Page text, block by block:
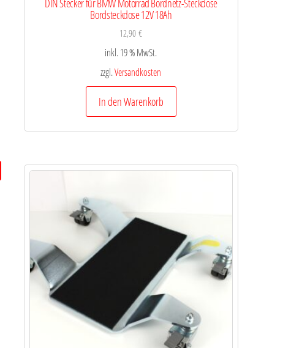
Bordsteckdose 12V 18Ah
12,90€
inkl. 19 % MwSt.
zzgl.Versandkosten
In den Warenkorb